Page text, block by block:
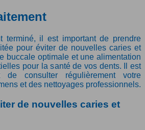
terminé, il est important de prendre
pour éviter de nouvelles caries et
buccale optimale et une alimentation
pour la santé de vos dents. Il est
de consulter régulièrement votre
et des nettoyages professionnels.
de nouvelles caries et